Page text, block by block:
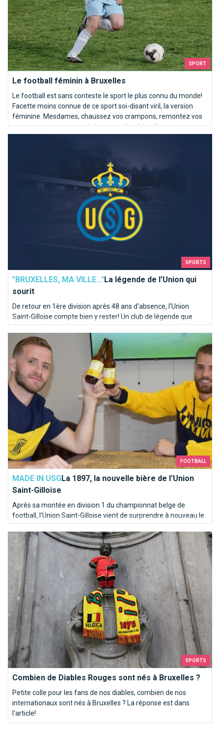
SPORT
Le football féminin à Bruxelles
Le football est sans conteste le sport le plus connu du monde!
Facette moins connue de ce sport soi-disant viril, la version
féminine. Mesdames, chaussez vos crampons, remontez vos
chaussettes et poussez le ballon au fond des filets!
SPORTS
"BRUXELLES, MA VILLE..."La légende de l’Union qui
sourit
De retour en 1ère division après 48 ans d'absence, l'Union
Saint-Gilloise compte bien y rester! Un club de légende que
Brusselslife vous présente avec le sourire.
FOOTBALL
MADE IN USGLa 1897, la nouvelle bière de l’Union
Saint-Gilloise
Après sa montée en division 1 du championnat belge de
football, l’Union Saint-Gilloise vient de surprendre à nouveau le
public belge en développant et commercialisant une bière aux
couleurs de son club.
La 1897, la nouvelle bière de l’Union Saint-Gilloise
SPORTS
Combien de Diables Rouges sont nés à Bruxelles ?
Petite colle pour les fans de nos diables, combien de nos
internationaux sont nés à Bruxelles ? La réponse est dans
l'article!
Combien de Diables Rouges sont nés à Bruxelles ?